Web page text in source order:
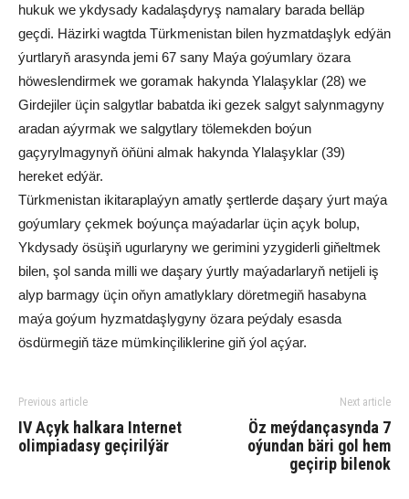
hukuk we ykdysady kadalaşdyryş namalary barada belläp
geçdi. Häzirki wagtda Türkmenistan bilen hyzmatdaşlyk edýän
ýurtlaryň arasynda jemi 67 sany Maýa goýumlary özara
höweslendirmek we goramak hakynda Ylalaşyklar (28) we
Girdejiler üçin salgytlar babatda iki gezek salgyt salynmagyny
aradan aýyrmak we salgytlary tölemekden boýun
gaçyrylmagynyň öňüni almak hakynda Ylalaşyklar (39)
hereket edýär.
Türkmenistan ikitaraplaýyn amatly şertlerde daşary ýurt maýa
goýumlary çekmek boýunça maýadarlar üçin açyk bolup,
Ykdysady ösüşiň ugurlaryny we gerimini yzygiderli giňeltmek
bilen, şol sanda milli we daşary ýurtly maýadarlaryň netijeli iş
alyp barmagy üçin oňyn amatlyklary döretmegiň hasabyna
maýa goýum hyzmatdaşlygyny özara peýdaly esasda
ösdürmegiň täze mümkinçiliklerine giň ýol açýar.
Previous article
IV Açyk halkara Internet
olimpiadasy geçirilýär
Next article
Öz meýdançasynda 7
oýundan bäri gol hem
geçirip bilenok